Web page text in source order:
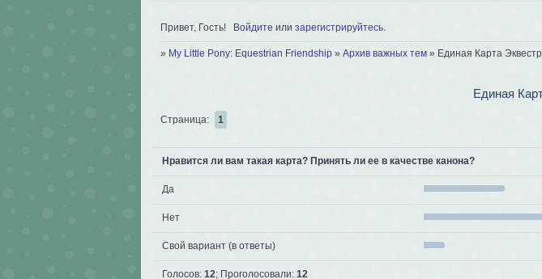
Привет, Гость! Войдите или зарегистрируйтесь
» My Little Pony: Equestrian Friendship » Архив важных тем » Единая Карта
Единая
Страница: 1
Нравится ли вам такая карта? Принять ли ее в качестве канона?
Да
Нет
Свой вариант (в ответы)
Голосов: 12; Проголосовали: 12